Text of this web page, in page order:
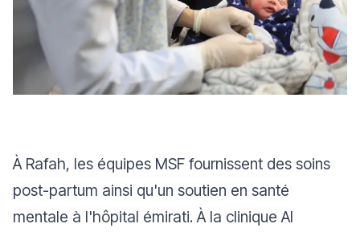
À Rafah, les équipes MSF fournissent des soins
post-partum ainsi qu'un soutien en santé
mentale à l'hôpital émirati. À la clinique Al